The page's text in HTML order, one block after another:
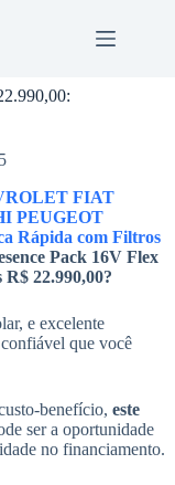
FIAT
PEUGEOT
Rápida com Filtros
Pack 16V Flex
R$ 22.990,00?
e excelente
que você
benefício, este
ser a oportunidade
no financiamento.